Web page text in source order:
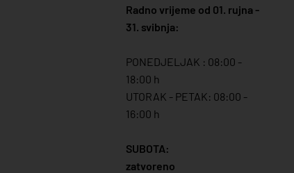
Radno vrijeme od 01. rujna -
31. svibnja:
PONEDJELJAK : 08:00 -
18:00 h
UTORAK - PETAK: 08:00 -
16:00 h
SUBOTA:
zatvoreno